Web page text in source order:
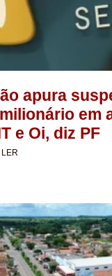
apura
em
e Oi, diz PF